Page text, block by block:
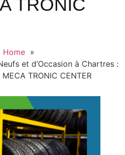
TRONIC
Home »
et d’Occasion à Chartres :
TRONIC CENTER